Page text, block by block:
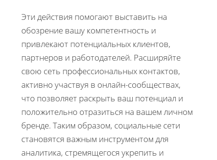
Эти действия помогают выставить на
обозрение вашу компетентность и
привлекают потенциальных клиентов,
партнеров и работодателей. Расширяйте
свою сеть профессиональных контактов,
активно участвуя в онлайн-сообществах,
что позволяет раскрыть ваш потенциал и
положительно отразиться на вашем личном
бренде. Таким образом, социальные сети
становятся важным инструментом для
аналитика, стремящегося укрепить и